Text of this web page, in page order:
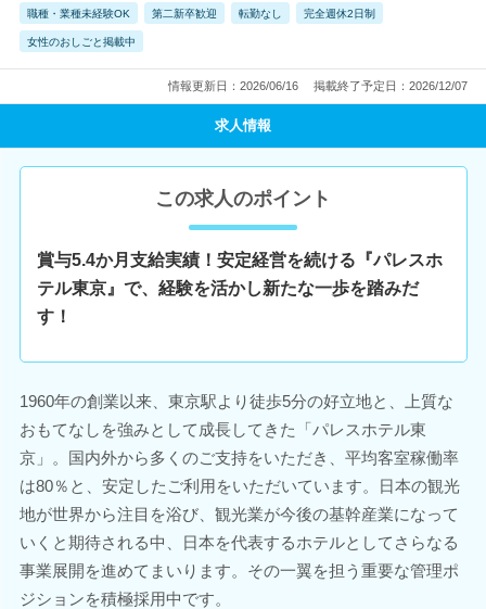
職種・業種未経験OK 第二新卒歓迎 転勤なし 完全週休2日制
女性のおしごと掲載中
情報更新日：2026/06/16 掲載終了予定日：2026/12/07
求人情報
この求人のポイント
賞与5.4か月支給実績！安定経営を続ける『パレスホ
テル東京』で、経験を活かし新たな一歩を踏みだ
す！
1960年の創業以来、東京駅より徒歩5分の好立地と、上質な
おもてなしを強みとして成長してきた「パレスホテル東
京」。国内外から多くのご支持をいただき、平均客室稼働率
は80％と、安定したご利用をいただいています。日本の観光
地が世界から注目を浴び、観光業が今後の基幹産業になって
いくと期待される中、日本を代表するホテルとしてさらなる
事業展開を進めてまいります。その一翼を担う重要な管理ポ
ジションを積極採用中です。